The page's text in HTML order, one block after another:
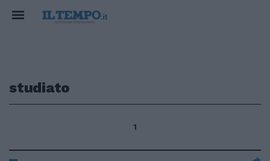
studiato
1